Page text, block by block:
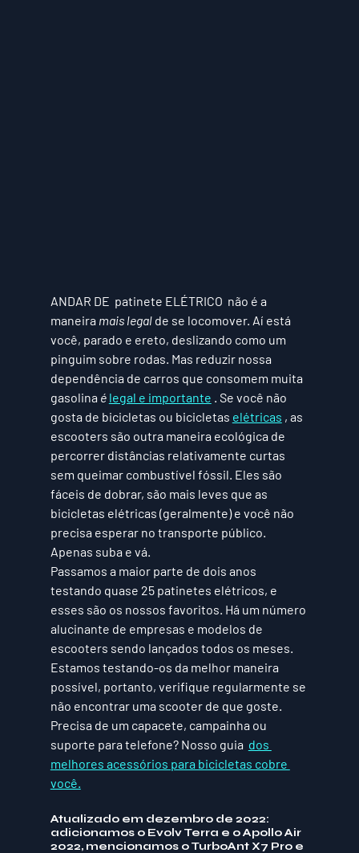
ANDAR DE patinete ELÉTRICO não é a
maneira mais legal de se locomover. Aí está
você, parado e ereto, deslizando como um
pinguim sobre rodas. Mas reduzir nossa
dependência de carros que consomem muita
gasolina é legal e importante . Se você não
gosta de bicicletas ou bicicletas elétricas , as
escooters são outra maneira ecológica de
percorrer distâncias relativamente curtas
sem queimar combustível fóssil. Eles são
fáceis de dobrar, são mais leves que as
bicicletas elétricas (geralmente) e você não
precisa esperar no transporte público.
Apenas suba e vá.
Passamos a maior parte de dois anos
testando quase 25 patinetes elétricos, e
esses são os nossos favoritos. Há um número
alucinante de empresas e modelos de
escooters sendo lançados todos os meses.
Estamos testando-os da melhor maneira
possível, portanto, verifique regularmente se
não encontrar uma scooter de que goste.
Precisa de um capacete, campainha ou
suporte para telefone? Nosso guia dos
melhores acessórios para bicicletas cobre
você.
Atualizado em dezembro de 2022:
adicionamos o Evolv Terra e o Apollo Air
2022, mencionamos o TurboAnt X7 Pro e